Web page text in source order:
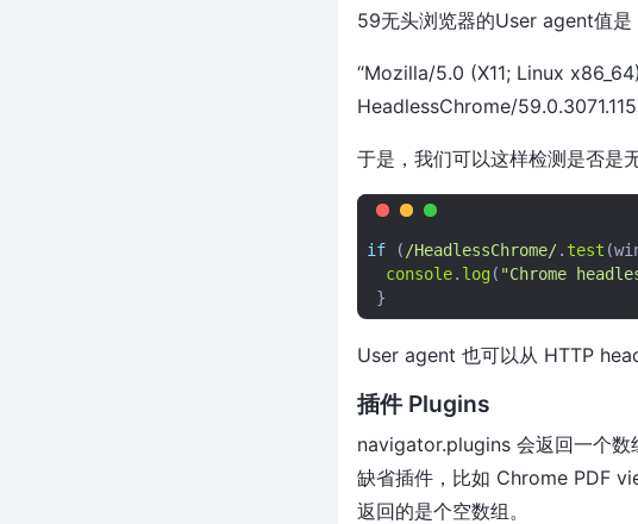
59无头浏览器的User agent值是
“Mozilla/5.0 (X11; Linux
HeadlessChrome/
于是，我们可以这样检测是否是
if ( /HeadlessChrome/. test (
console. log ( "Chrome
}
User agent 也可以从 HTTP
插件 Plugins
navigator.plugins 会返回一个数
缺省插件，比如 Chrome PDF
返回的是个空数组。